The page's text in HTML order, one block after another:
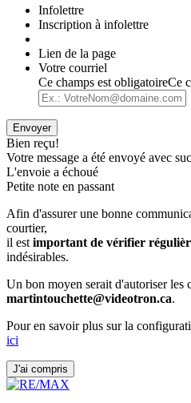
Infolettre
Inscription à infolettre
Lien de la page
Votre courriel
Ce champs est obligatoireCe
Envoyer
Bien reçu!
Votre message a été envoyé avec
L'envoie a échoué
Petite note en passant
Afin d'assurer une bonne
courtier,
il est important de vérifier
indésirables.
Un bon moyen serait d'autoriser les
martintouchette@videotron.ca.
Pour en savoir plus sur la
ici
J'ai compris